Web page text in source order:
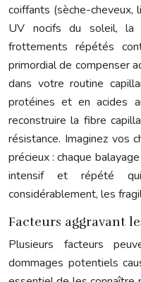
coiffants (sèche-cheveux,
UV nocifs du soleil, la
frottements répétés
primordial de compenser
dans votre routine
protéines et en acides
reconstruire la fibre
résistance. Imaginez vos
précieux : chaque
intensif et répété
considérablement, les
Facteurs aggravant
Plusieurs facteurs
dommages potentiels